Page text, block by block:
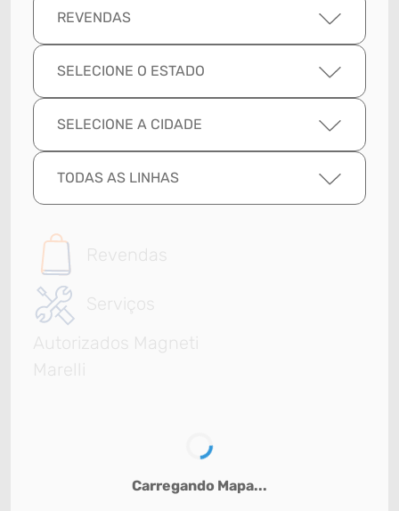
REVENDAS
SELECIONE O ESTADO
SELECIONE A CIDADE
TODAS AS LINHAS
Revendas
Serviços
Autorizados Magneti
Marelli